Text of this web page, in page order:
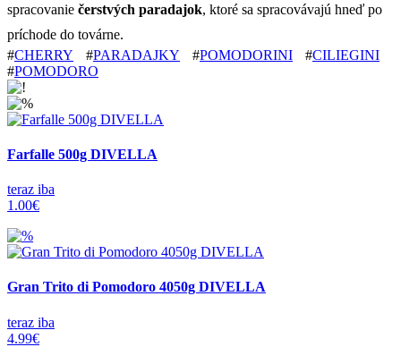
spracovanie čerstvých paradajok, ktoré sa spracovávajú hneď po
príchode do továrne.
#CHERRY #PARADAJKY #POMODORINI #CILIEGINI
#POMODORO
Farfalle 500g DIVELLA
teraz iba
1.00€
Gran Trito di Pomodoro 4050g DIVELLA
teraz iba
4.99€